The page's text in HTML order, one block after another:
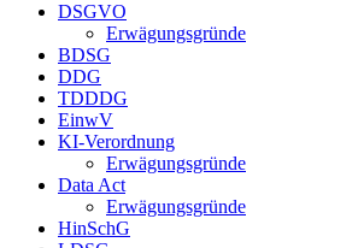
DSGVO
Erwägungsgründe
BDSG
DDG
TDDDG
EinwV
KI-Verordnung
Erwägungsgründe
Data Act
Erwägungsgründe
HinSchG